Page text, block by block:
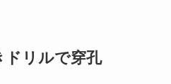
ドリルで穿孔